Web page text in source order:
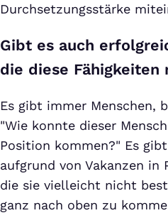
Durchsetzungsstärke
Gibt es auch
die diese Fähigkeiten
Es gibt immer Menschen,
"Wie konnte dieser
Position kommen?" Es
aufgrund von Vakanzen
die sie vielleicht nicht
ganz nach oben zu